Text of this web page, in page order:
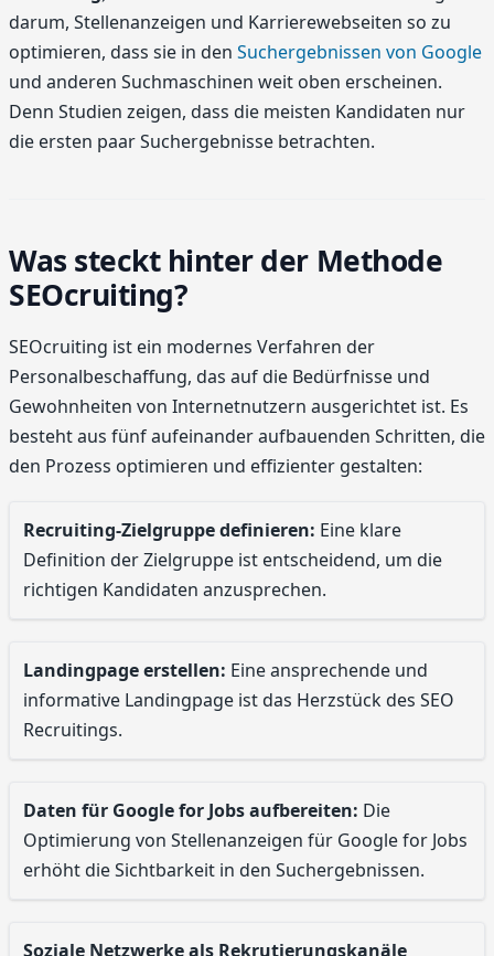
darum, Stellenanzeigen und Karrierewebseiten so zu
optimieren, dass sie in den Suchergebnissen von Google
und anderen Suchmaschinen weit oben erscheinen.
Denn Studien zeigen, dass die meisten Kandidaten nur
die ersten paar Suchergebnisse betrachten.
Was steckt hinter der Methode
SEOcruiting?
SEOcruiting ist ein modernes Verfahren der
Personalbeschaffung, das auf die Bedürfnisse und
Gewohnheiten von Internetnutzern ausgerichtet ist. Es
besteht aus fünf aufeinander aufbauenden Schritten, die
den Prozess optimieren und effizienter gestalten:
Recruiting-Zielgruppe definieren: Eine klare
Definition der Zielgruppe ist entscheidend, um die
richtigen Kandidaten anzusprechen.
Landingpage erstellen: Eine ansprechende und
informative Landingpage ist das Herzstück des SEO
Recruitings.
Daten für Google for Jobs aufbereiten: Die
Optimierung von Stellenanzeigen für Google for Jobs
erhöht die Sichtbarkeit in den Suchergebnissen.
Soziale Netzwerke als Rekrutierungskanäle